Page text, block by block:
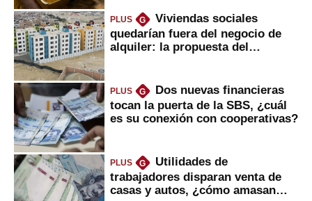
PLUS G
Viviendas sociales
quedarían fuera del negocio de
alquiler: la propuesta del
PLUS G
Dos nuevas financieras
tocan la puerta de la SBS, ¿cuál
es su conexión con cooperativas?
PLUS G
Utilidades de
trabajadores disparan venta de
casas y autos, ¿cómo amasan